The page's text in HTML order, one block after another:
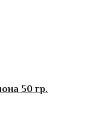
50 гр.